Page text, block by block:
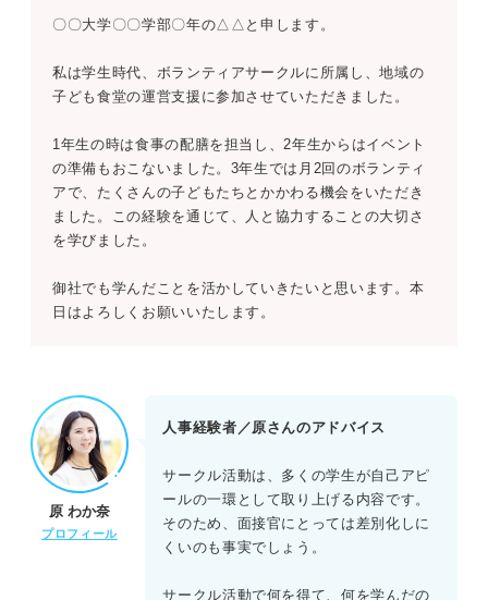
〇〇大学〇〇学部〇年の△△と申します。
私は学生時代、ボランティアサークルに所属し、地域の
子ども食堂の運営支援に参加させていただきました。
1年生の時は食事の配膳を担当し、2年生からはイベント
の準備もおこないました。3年生では月2回のボランティ
アで、たくさんの子どもたちとかかわる機会をいただき
ました。この経験を通じて、人と協力することの大切さ
を学びました。
御社でも学んだことを活かしていきたいと思います。本
日はよろしくお願いいたします。
原 わか奈
プロフィール
人事経験者／原さんのアドバイス
サークル活動は、多くの学生が自己アピ
ールの一環として取り上げる内容です。
そのため、面接官にとっては差別化しに
くいのも事実でしょう。
サークル活動で何を得て、何を学んだの